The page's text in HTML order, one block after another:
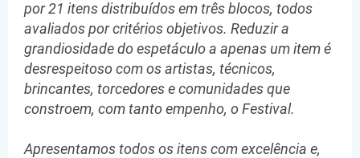
por 21 itens distribuídos em três blocos, todos
avaliados por critérios objetivos. Reduzir a
grandiosidade do espetáculo a apenas um item é
desrespeitoso com os artistas, técnicos,
brincantes, torcedores e comunidades que
constroem, com tanto empenho, o Festival.
Apresentamos todos os itens com excelência e,